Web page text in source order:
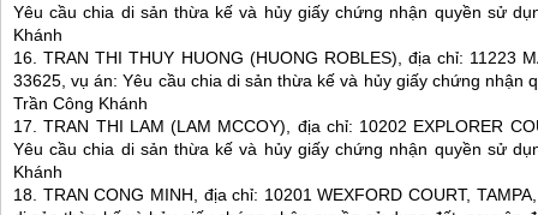
Yêu cầu chia di sản thừa kế và hủy giấy chứng nhận quyền sử
Khánh
16. TRAN THI THUY HUONG (HUONG ROBLES), địa chỉ: 11223
33625, vụ án: Yêu cầu chia di sản thừa kế và hủy giấy chứng nhận
Trần Công Khánh
17. TRAN THI LAM (LAM MCCOY), địa chỉ: 10202 EXPLORER
Yêu cầu chia di sản thừa kế và hủy giấy chứng nhận quyền sử
Khánh
18. TRAN CONG MINH, địa chỉ: 10201 WEXFORD COURT,